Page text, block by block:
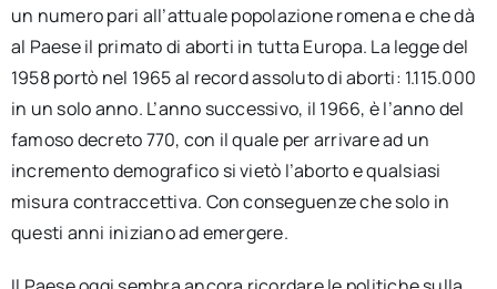
un numero pari all’attuale popolazione romena e che dà
al Paese il primato di aborti in tutta Europa. La legge del
1958 portò nel 1965 al record assoluto di aborti: 1.115.000
in un solo anno. L’anno successivo, il 1966, è l’anno del
famoso decreto 770, con il quale per arrivare ad un
incremento demografico si vietò l’aborto e qualsiasi
misura contraccettiva. Con conseguenze che solo in
questi anni iniziano ad emergere.